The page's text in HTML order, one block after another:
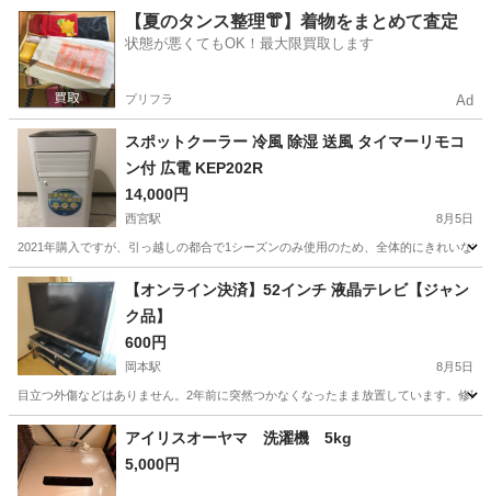
兵庫 神戸市 西神南駅 生活家電
【夏のタンス整理👘】着物をまとめて査定
状態が悪くてもOK！最大限買取します
プリフラ Ad
スポットクーラー 冷風 除湿 送風 タイマーリモコ
ン付 広電 KEP202R
14,000円
西宮駅 8月5日
2021年購入ですが、引っ越しの都合で1シーズンのみ使用のため、全体的にきれいな
兵庫 西宮市 西宮駅 季節、空調家電
【オンライン決済】52インチ 液晶テレビ【ジャン
ク品】
600円
岡本駅 8月5日
目立つ外傷などはありません。2年前に突然つかなくなったまま放置しています。修
兵庫 神戸市 岡本駅 テレビ
アイリスオーヤマ 洗濯機 5kg
5,000円